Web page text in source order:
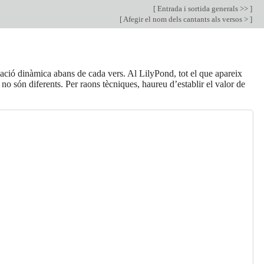
[ Entrada i sortida generals >> ]
[Afegir el nom dels cantants als versos > ]
dinàmica abans de cada vers. Al LilyPond, tot el que apareix
són diferents. Per raons tècniques, haureu d’establir el valor de